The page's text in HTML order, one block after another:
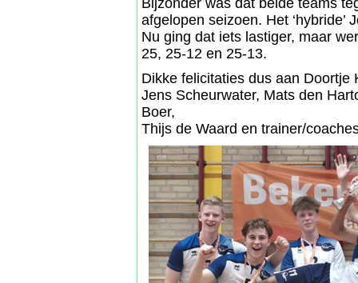
Bijzonder was dat beide teams
afgelopen seizoen. Het
Nu ging dat iets lastiger, maar
25, 25-12 en 25-13.
Dikke felicitaties dus aan Doortje
Jens Scheurwater, Mats den
Boer,
Thijs de Waard en trainer/